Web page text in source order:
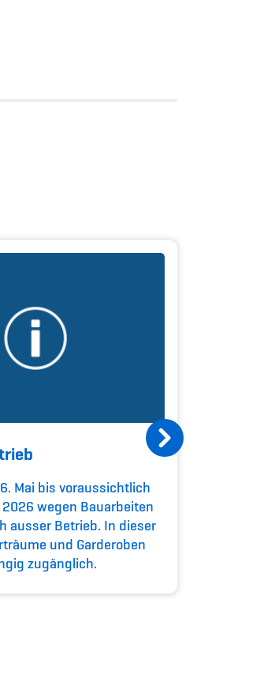
Mai bis voraussichtlich
wegen Bauarbeiten
ausser Betrieb. In dieser
und Garderoben
zugänglich.